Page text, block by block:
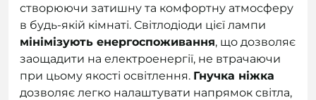
створюючи затишну та комфортну атмосферу
в будь-якій кімнаті. Світлодіоди цієї лампи
мінімізують енергоспоживання, що дозволяє
заощадити на електроенергії, не втрачаючи
при цьому якості освітлення. Гнучка ніжка
дозволяє легко налаштувати напрямок світла,